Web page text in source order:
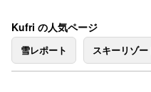
Kufri の人気ページ
雪レポート スキーリゾー